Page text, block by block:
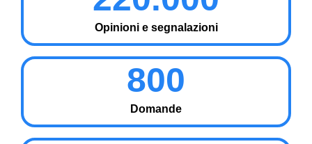
Opinioni e segnalazioni
800
Domande